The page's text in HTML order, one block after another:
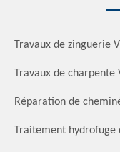
Travaux de zinguerie
Travaux de
Réparation de
Traitement